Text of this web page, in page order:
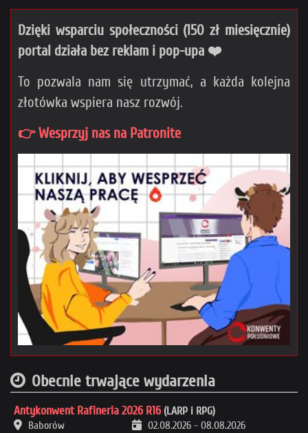
Dzięki wsparciu społeczności (150 zł miesięcznie)
portal działa bez reklam i pop-upa ❤️
To pozwala nam się utrzymać, a każda kolejna
złotówka wspiera nasz rozwój.
👉 Wesprzyj nas na Patronite
Obecnie trwające wydarzenia
Antykonwent Rafineria 2026 R16 (LARP i RPG)
Baborów
02.08.2026 - 08.08.2026